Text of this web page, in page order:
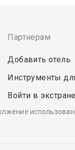
Партнерам
Добавить отель
Инструменты
Войти в